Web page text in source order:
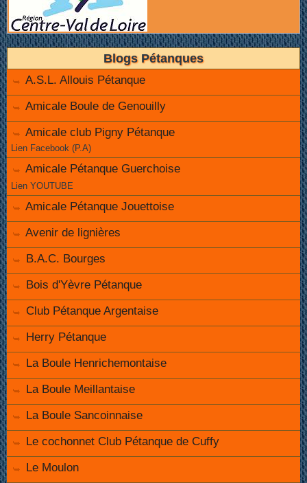
Blogs Pétanques
A.S.L. Allouis Pétanque
Amicale Boule de Genouilly
Amicale club Pigny Pétanque
Lien Facebook (P.A)
Amicale Pétanque Guerchoise
Lien YOUTUBE
Amicale Pétanque Jouettoise
Avenir de lignières
B.A.C. Bourges
Bois d'Yèvre Pétanque
Club Pétanque Argentaise
Herry Pétanque
La Boule Henrichemontaise
La Boule Meillantaise
La Boule Sancoinnaise
Le cochonnet Club Pétanque de Cuffy
Le Moulon